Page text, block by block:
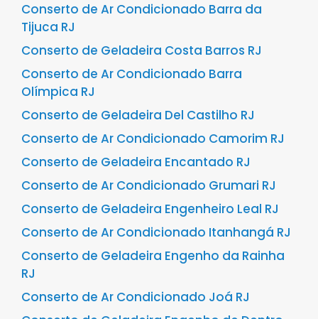
Conserto de Ar Condicionado Barra da
Tijuca RJ
Conserto de Geladeira Costa Barros RJ
Conserto de Ar Condicionado Barra
Olímpica RJ
Conserto de Geladeira Del Castilho RJ
Conserto de Ar Condicionado Camorim RJ
Conserto de Geladeira Encantado RJ
Conserto de Ar Condicionado Grumari RJ
Conserto de Geladeira Engenheiro Leal RJ
Conserto de Ar Condicionado Itanhangá RJ
Conserto de Geladeira Engenho da Rainha
RJ
Conserto de Ar Condicionado Joá RJ